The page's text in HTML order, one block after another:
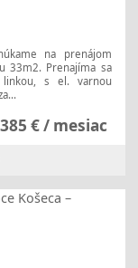
na prenájom
33m2. Prenajíma sa
linkou, s el. varnou
385 € / mesiac